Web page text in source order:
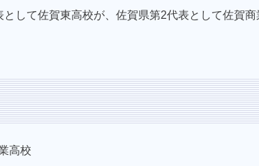
して佐賀東高校が、佐賀県第2代表として佐賀
高校